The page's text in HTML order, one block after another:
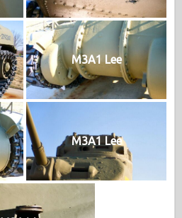
M3A1 Lee
M3A1 Lee